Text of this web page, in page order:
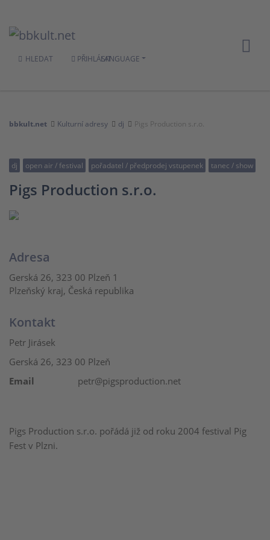
HLEDAT PŘIHLÁSITLANGUAGE
bbkult.net Kulturní adresy dj Pigs Production s.r.o.
dj open air / festival pořadatel / předprodej vstupenek tanec / show
Pigs Production s.r.o.
Pigs Production s.r.o. pořádá již od roku 2004 festival Pig
Fest v Plzni.
Adresa
Gerská 26, 323 00 Plzeň 1
Plzeňský kraj, Česká republika
Kontakt
Petr Jirásek
Gerská 26, 323 00 Plzeň
Email
petr@pigsproduction.net